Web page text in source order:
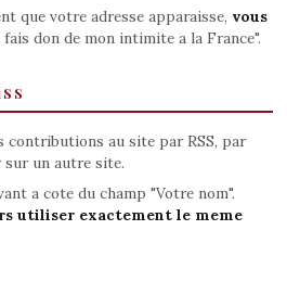
que votre adresse apparaisse, vous
don de mon intimite a la France".
contributions au site par RSS, par
un autre site.
a cote du champ "Votre nom".
utiliser exactement le meme